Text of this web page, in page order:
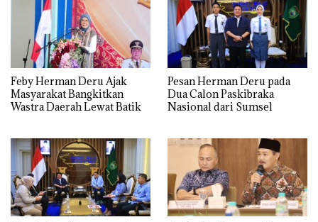
Feby Herman Deru Ajak
Masyarakat Bangkitkan
Wastra Daerah Lewat Batik
Pesan Herman Deru pada
Dua Calon Paskibraka
Nasional dari Sumsel